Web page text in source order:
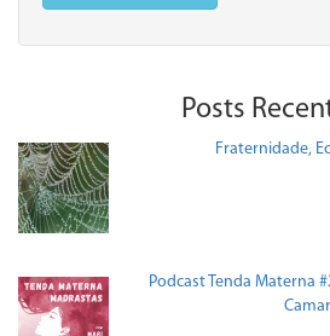
Posts
Fraternidade,
Podcast Tenda Materna